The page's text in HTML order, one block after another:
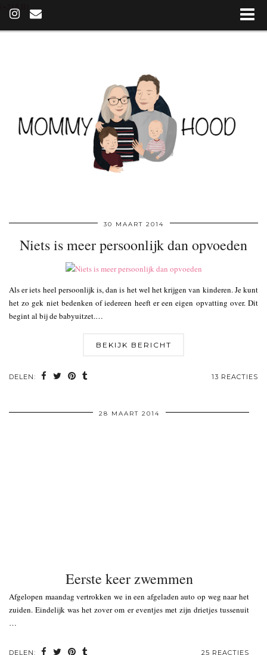
(~215 B)
30 MAART 2014
Niets is meer persoonlijk dan opvoeden
Als er iets heel persoonlijk is, dan is het wel het krijgen van kinderen. Je kunt
het zo gek niet bedenken of iedereen heeft er een eigen opvatting over. Dit
begint al bij de babyuitzet.…
BEKIJK BERICHT
DELEN: 13 REACTIES
28 MAART 2014
Eerste keer zwemmen
Afgelopen maandag vertrokken we in een afgeladen auto op weg naar het
zuiden. Eindelijk was het zover om er eventjes met zijn drietjes tussenuit
…
DELEN: 25 REACTIES